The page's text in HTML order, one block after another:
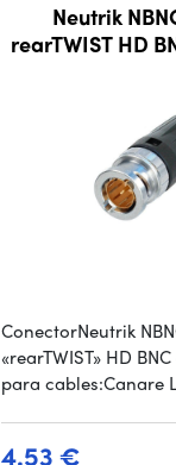
Neutrik
rearTWIST HD
ConectorNeutrik
«rearTWIST» HD
para cables:Canare L
4.53 €